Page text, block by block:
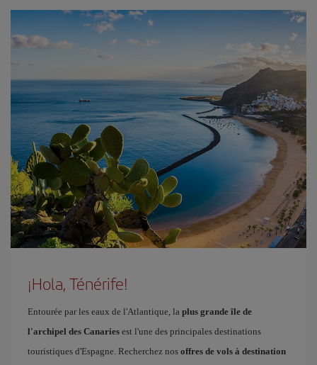
¡Hola, Ténérife!
Entourée par les eaux de l'Atlantique, la plus grande île de
l'archipel des Canaries est l'une des principales destinations
touristiques d'Espagne. Recherchez nos offres de vols à destination